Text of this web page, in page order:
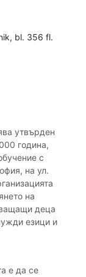
bl. 356 fl.
утвърден
година,
с
на ул.
на
деца
езици и
е да се